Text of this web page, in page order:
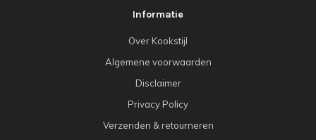
Informatie
Over Kookstijl
Algemene voorwaarden
Disclaimer
Privacy Policy
Verzenden & retourneren